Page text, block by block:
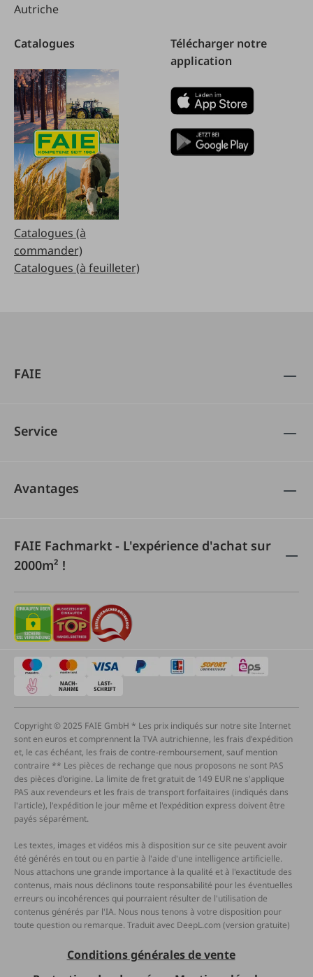
Autriche
Catalogues
Catalogues (à
commander)
Catalogues (à feuilleter)
Télécharger notre
application
FAIE
Service
Avantages
FAIE Fachmarkt - L'expérience d'achat sur
2000m² !
Copyright © 2025 FAIE GmbH * Les prix indiqués sur notre site Internet
sont en euros et comprennent la TVA autrichienne, les frais d'expédition
et, le cas échéant, les frais de contre-remboursement, sauf mention
contraire ** Les pièces de rechange que nous proposons ne sont PAS
des pièces d'origine. La limite de fret gratuit de 149 EUR ne s'applique
PAS aux revendeurs et les frais de transport forfaitaires (indiqués dans
l'article), l'expédition le jour même et l'expédition express doivent être
payés séparément.
Les textes, images et vidéos mis à disposition sur ce site peuvent avoir
été générés en tout ou en partie à l'aide d'une intelligence artificielle.
Nous attachons une grande importance à la qualité et à l'exactitude des
contenus, mais nous déclinons toute responsabilité pour les éventuelles
erreurs ou incohérences qui pourraient résulter de l'utilisation de
contenus générés par l'IA. Nous nous tenons à votre disposition pour
toute question ou remarque. Traduit avec DeepL.com (version gratuite)
Conditions générales de vente